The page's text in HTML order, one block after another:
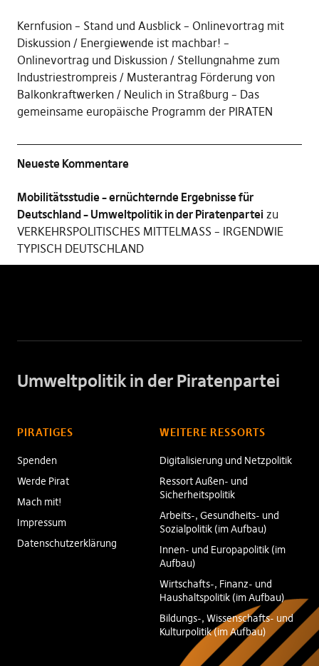
Kernfusion – Stand und Ausblick – Onlinevortrag mit
Diskussion
Energiewende ist machbar! –
Onlinevortrag und Diskussion
Stellungnahme zum
Industriestrompreis
Musterantrag Förderung von
Balkonkraftwerken
Neulich in Straßburg – Das
gemeinsame europäische Programm der PIRATEN
Neueste Kommentare
Mobilitätsstudie – ernüchternde Ergebnisse für
Deutschland – Umweltpolitik in der Piratenpartei zu
VERKEHRSPOLITISCHES MITTELMASS – IRGENDWIE
TYPISCH DEUTSCHLAND
Umweltpolitik in der Piratenpartei
PIRATIGES
Spenden
Werde Pirat
Mach mit!
Impressum
Datenschutzerklärung
WEITERE RESSORTS
Digitalisierung und Netzpolitik
Ressort Außen- und
Sicherheitspolitik
Arbeits-, Gesundheits- und
Sozialpolitik (im Aufbau)
Innen- und Europapolitik (im
Aufbau)
Wirtschafts-, Finanz- und
Haushaltspolitik (im Aufbau)
Bildungs-, Wissenschafts- und
Kulturpolitik (im Aufbau)